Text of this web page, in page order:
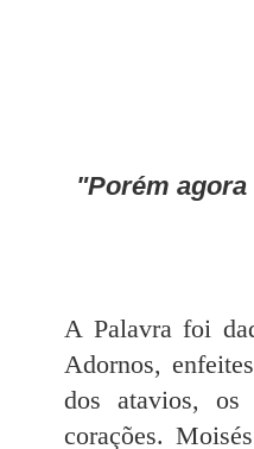
"Porém
A Palavra foi
Adornos,
dos atavios, os
corações.